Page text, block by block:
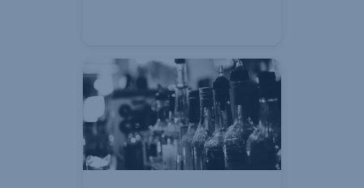
Tovább az Erste AM Blogra
,
Megnyitás
új
lapon